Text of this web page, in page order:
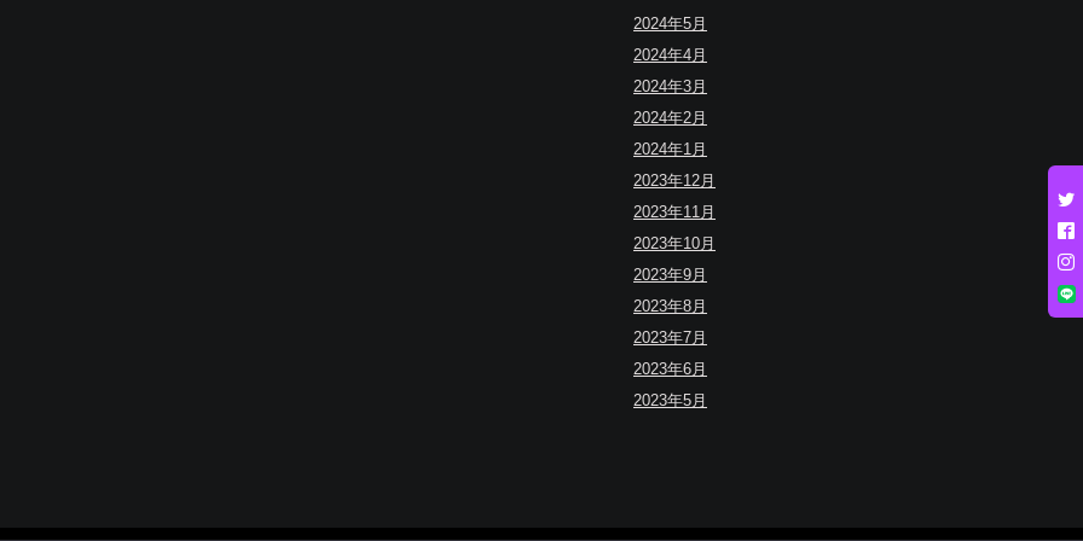
2024年5月
2024年4月
2024年3月
2024年2月
2024年1月
2023年12月
2023年11月
2023年10月
2023年9月
2023年8月
2023年7月
2023年6月
2023年5月